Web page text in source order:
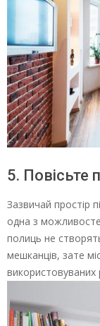
5. Повісьте
Зазвичай простір
одна з
полиць не
мешканців, зате
використовуваних